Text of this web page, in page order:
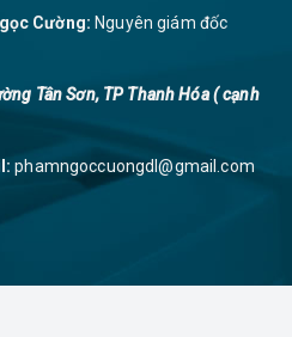
Cường: Nguyên giám đốc
Tân Sơn, TP Thanh Hóa ( cạnh
phamngoccuongdl@gmail.com